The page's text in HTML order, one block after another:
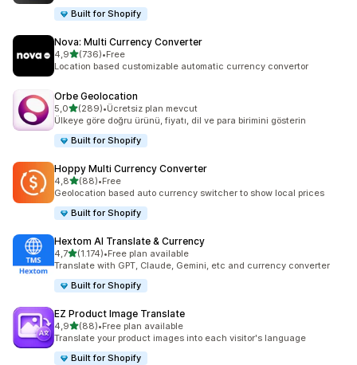
Built for Shopify
Nova: Multi Currency Converter
4,95 yıldız üzerinden
(736)
toplam 736 değerlendirme
•Free
Location based customizable automatic currency convertor
Orbe Geolocation
5,05 yıldız üzerinden
(289)
toplam 289 değerlendirme
•Ücretsiz plan mevcut
Ülkeye göre doğru ürünü, fiyatı, dil ve para birimini gösterin
Built for Shopify
Hoppy Multi Currency Converter
4,85 yıldız üzerinden
(88)
toplam 88 değerlendirme
•Free
Geolocation based auto currency switcher to show local prices
Built for Shopify
Hextom AI Translate & Currency
4,75 yıldız üzerinden
(1.174)
toplam 1174 değerlendirme
•Free plan available
Translate with GPT, Claude, Gemini, etc and currency converter
Built for Shopify
EZ Product Image Translate
4,95 yıldız üzerinden
(88)
toplam 88 değerlendirme
•Free plan available
Translate your product images into each visitor's language
Built for Shopify